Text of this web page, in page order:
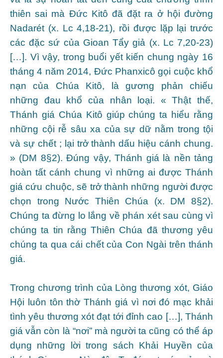
thiên sai mà Đức Kitô đã đặt ra ở hội đường
Nadarét (x. Lc 4,18-21), rồi được lặp lại trước
các đặc sứ của Gioan Tẩy giả (x. Lc 7,20-23)
[…]. Vì vậy, trong buổi yết kiến chung ngày 16
tháng 4 năm 2014, Đức Phanxicô gọi cuộc khổ
nạn của Chúa Kitô, là gương phản chiếu
những đau khổ của nhân loại. « Thật thế,
Thánh giá Chúa Kitô giúp chúng ta hiểu rằng
những cội rễ sâu xa của sự dữ nằm trong tội
và sự chết ; lại trở thành dấu hiệu cánh chung.
» (DM 8§2). Đúng vậy, Thánh giá là nền tảng
hoàn tất cánh chung vì những ai được Thánh
giá cứu chuộc, sẽ trở thành những người được
chọn trong Nước Thiên Chúa (x. DM 8§2).
Chúng ta đừng lo lắng về phán xét sau cùng vì
chúng ta tin rằng Thiên Chúa đã thương yêu
chúng ta qua cái chết của Con Ngài trên thánh
giá.
Trong chương trình của Lòng thương xót, Giáo
Hội luôn tôn thờ Thánh giá vì nơi đó mạc khải
tình yêu thương xót đạt tới đỉnh cao […], Thánh
giá vẫn còn là “nơi” mà người ta cũng có thể áp
dụng những lời trong sách Khải Huyền của